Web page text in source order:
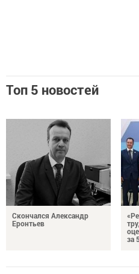
Топ 5 новостей
Скончался Александр
Еронтьев
за